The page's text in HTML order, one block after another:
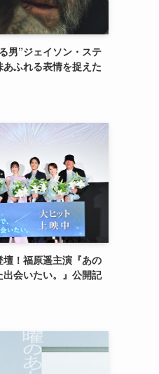
男”ジェイソン・ステ
ふれる表情を捉えた
！福原遥主演『あの
会いたい。』公開記